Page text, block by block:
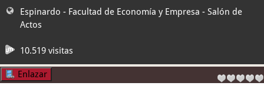
Espinardo - Facultad de Economía y Empresa - Salón de
Actos
10.519 visitas
Enlazar